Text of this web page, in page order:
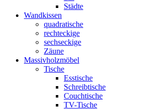
Städte
Wandkissen
quadratische
rechteckige
sechseckige
Zäune
Massivholzmöbel
Tische
Esstische
Schreibtische
Couchtische
TV-Tische